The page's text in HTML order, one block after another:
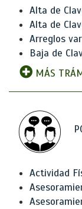
Alta de
Alta de
Arreglos
Baja de
MÁS
Actividad